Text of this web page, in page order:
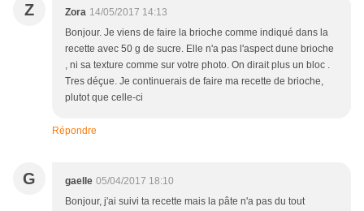
Z Zora 14/05/2017 14:13
Bonjour. Je viens de faire la brioche comme indiqué dans la
recette avec 50 g de sucre. Elle n'a pas l'aspect dune brioche
, ni sa texture comme sur votre photo. On dirait plus un bloc .
Tres déçue. Je continuerais de faire ma recette de brioche,
plutot que celle-ci
Répondre
G gaelle 05/04/2017 18:10
Bonjour, j'ai suivi ta recette mais la pâte n'a pas du tout